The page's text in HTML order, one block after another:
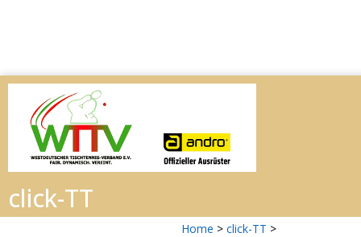
Home > click-TT >